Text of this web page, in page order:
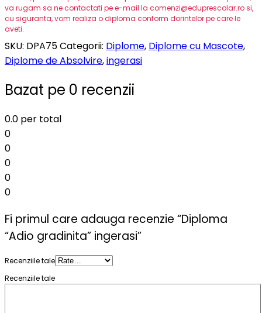
va rugam sa ne contactati pe e-mail la comenzi@eduprescolar.ro si,
cu siguranta, vom realiza o diploma conform dorintelor pe care le
aveti.
SKU: DPA75Categorii: Diplome, Diplome cu Mascote,
Diplome de Absolvire,ingerasi
Bazat pe 0 recenzii
0.0 per total
0
0
0
0
0
Fi primul care adauga recenzie “Diploma
“Adio gradinita” ingerasi”
Recenziile tale
Recenziile tale